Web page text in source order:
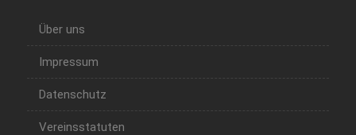
Über uns
Impressum
Datenschutz
Vereinsstatuten